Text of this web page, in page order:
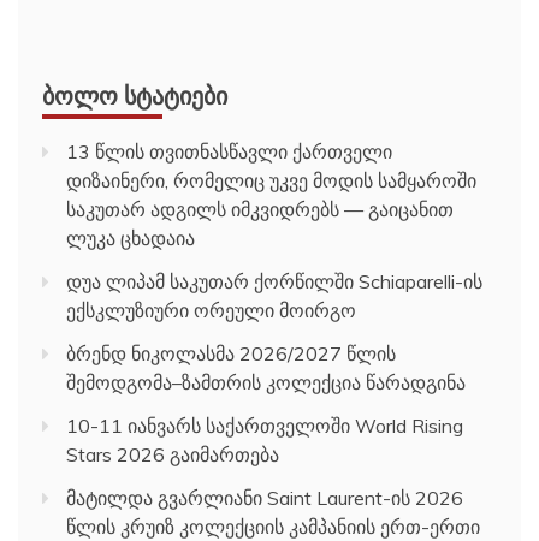
ᲑᲝᲚᲝ ᲡᲢᲐᲢᲘᲔᲑᲘ
13 წლის თვითნასწავლი ქართველი
დიზაინერი, რომელიც უკვე მოდის სამყაროში
საკუთარ ადგილს იმკვიდრებს — გაიცანით
ლუკა ცხადაია
დუა ლიპამ საკუთარ ქორწილში Schiaparelli-ის
ექსკლუზიური ორეული მოირგო
ბრენდ ნიკოლასმა 2026/2027 წლის
შემოდგომა–ზამთრის კოლექცია წარადგინა
10-11 იანვარს საქართველოში World Rising
Stars 2026 გაიმართება
მატილდა გვარლიანი Saint Laurent-ის 2026
წლის კრუიზ კოლექციის კამპანიის ერთ-ერთი